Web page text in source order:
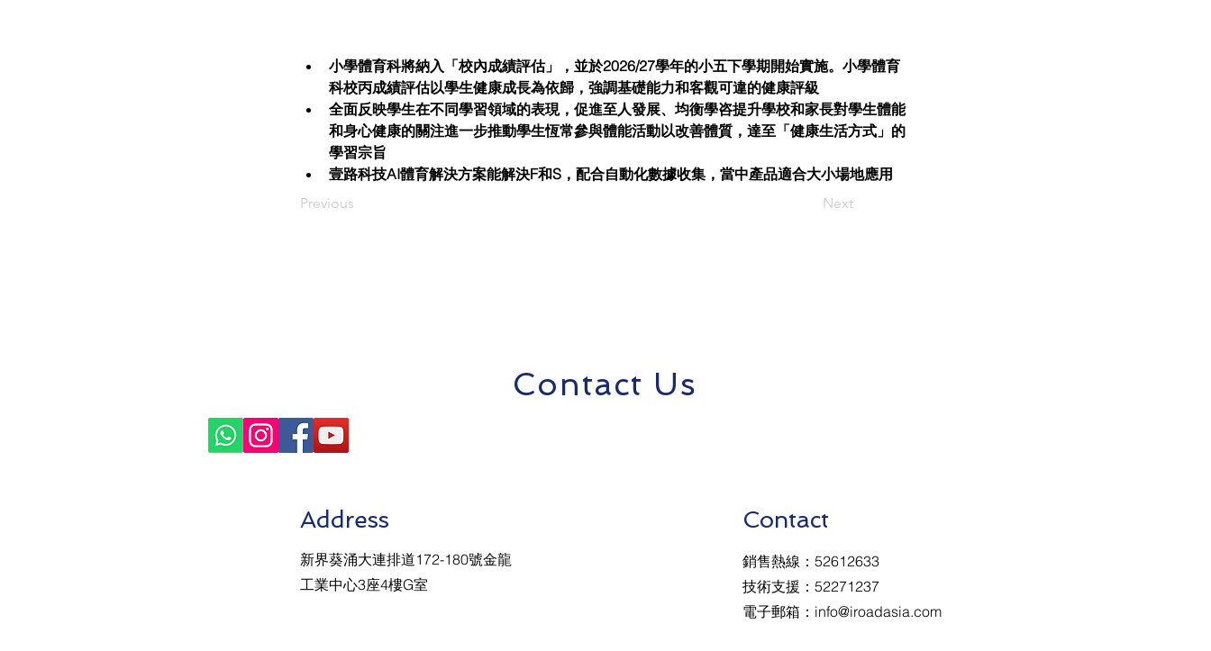
小學體育科將納入「校內成績評估」，並於2026/27學年的小五下學期開始實施。小學體育
科校丙成績評估以學生健康成長為依歸，強調基礎能力和客觀可違的健康評級
全面反映學生在不同學習領域的表現，促進至人發展、均衡學咨提升學校和家長對學生體能
和身心健康的關注進一步推動學生恆常參與體能活動以改善體質，達至「健康生活方式」的
學習宗旨
壹路科技AI體育解決方案能解決F和S，配合自動化數據收集，當中產品適合大小場地應用
Previous Next
Contact Us
Address
新界葵涌大連排道172-180號金龍
工業中心3座4樓G室
Contact
銷售熱線：52612633
​技術支援：52271237
電子郵箱： info@iroadasia.com